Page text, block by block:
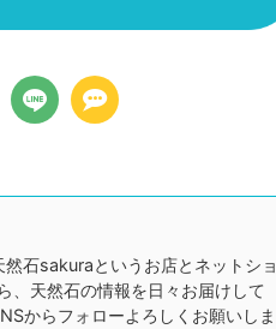
石sakuraというお店とネットショ
、天然石の情報を日々お届けして
からフォローよろしくお願いしま